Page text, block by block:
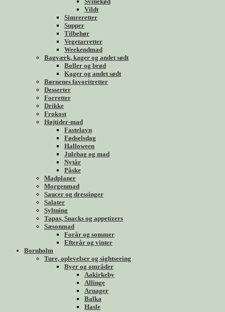
Vildt
Simreretter
Supper
Tilbehør
Vegetarretter
Weekendmad
Bagværk, kager og andet sødt
Boller og brød
Kager og andet sødt
Børnenes favoritretter
Desserter
Forretter
Drikke
Frokost
Højtider-mad
Fastelavn
Fødselsdag
Halloween
Julebag og mad
Nytår
Påske
Madplaner
Morgenmad
Saucer og dressinger
Salater
Syltning
Tapas, Snacks og appetizers
Sæsonmad
Forår og sommer
Efterår og vinter
Bornholm
Ture, oplevelser og sightseeing
Byer og områder
Aakirkeby
Allinge
Arnager
Balka
Hasle